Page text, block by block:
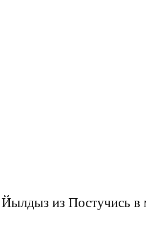
из Постучись